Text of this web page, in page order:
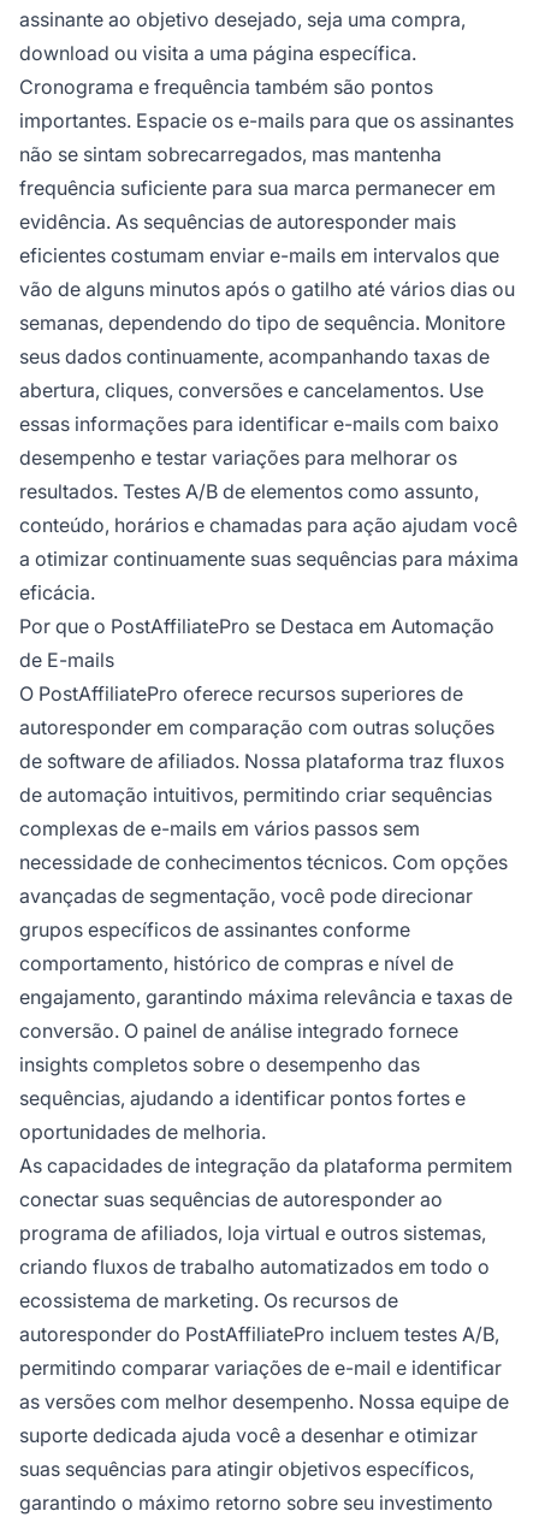
assinante ao objetivo desejado, seja uma compra,
download ou visita a uma página específica.
Cronograma e frequência também são pontos
importantes. Espacie os e-mails para que os assinantes
não se sintam sobrecarregados, mas mantenha
frequência suficiente para sua marca permanecer em
evidência. As sequências de autoresponder mais
eficientes costumam enviar e-mails em intervalos que
vão de alguns minutos após o gatilho até vários dias ou
semanas, dependendo do tipo de sequência. Monitore
seus dados continuamente, acompanhando taxas de
abertura, cliques, conversões e cancelamentos. Use
essas informações para identificar e-mails com baixo
desempenho e testar variações para melhorar os
resultados. Testes A/B de elementos como assunto,
conteúdo, horários e chamadas para ação ajudam você
a otimizar continuamente suas sequências para máxima
eficácia.
Por que o PostAffiliatePro se Destaca em Automação
de E-mails
O PostAffiliatePro oferece recursos superiores de
autoresponder em comparação com outras soluções
de software de afiliados. Nossa plataforma traz fluxos
de automação intuitivos, permitindo criar sequências
complexas de e-mails em vários passos sem
necessidade de conhecimentos técnicos. Com opções
avançadas de segmentação, você pode direcionar
grupos específicos de assinantes conforme
comportamento, histórico de compras e nível de
engajamento, garantindo máxima relevância e taxas de
conversão. O painel de análise integrado fornece
insights completos sobre o desempenho das
sequências, ajudando a identificar pontos fortes e
oportunidades de melhoria.
As capacidades de integração da plataforma permitem
conectar suas sequências de autoresponder ao
programa de afiliados, loja virtual e outros sistemas,
criando fluxos de trabalho automatizados em todo o
ecossistema de marketing. Os recursos de
autoresponder do PostAffiliatePro incluem testes A/B,
permitindo comparar variações de e-mail e identificar
as versões com melhor desempenho. Nossa equipe de
suporte dedicada ajuda você a desenhar e otimizar
suas sequências para atingir objetivos específicos,
garantindo o máximo retorno sobre seu investimento